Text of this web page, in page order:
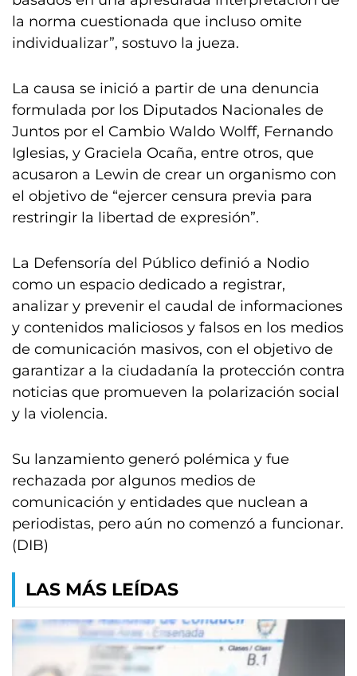
la norma cuestionada que incluso omite
individualizar”, sostuvo la jueza.
La causa se inició a partir de una denuncia
formulada por los Diputados Nacionales de
Juntos por el Cambio Waldo Wolff, Fernando
Iglesias, y Graciela Ocaña, entre otros, que
acusaron a Lewin de crear un organismo con
el objetivo de “ejercer censura previa para
restringir la libertad de expresión”.
La Defensoría del Público definió a Nodio
como un espacio dedicado a registrar,
analizar y prevenir el caudal de informaciones
y contenidos maliciosos y falsos en los medios
de comunicación masivos, con el objetivo de
garantizar a la ciudadanía la protección contra
noticias que promueven la polarización social
y la violencia.
Su lanzamiento generó polémica y fue
rechazada por algunos medios de
comunicación y entidades que nuclean a
periodistas, pero aún no comenzó a funcionar.
(DIB)
LAS MÁS LEÍDAS